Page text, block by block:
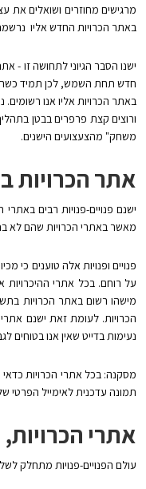
מרגישים מחוזרים ושואלים את
באתר הכרויות החדש אליו
ישנו הסבר הגיוני לתחושה זו
חדש תחת השמש, לכן תמיד
באתר הכרויות אליו אנו
ורוצים קצת פרפרים בבטן
משחק" מהצעצועים הישנים.
אתר הכרויות
ישנם פנויים-פנויות רבים
מאשר באתרי הכרויות שהם לא
פנויים ופנויות אלה טוענים כי
על רוחם. בכל אתרי ההיכרויות
מישהו רשום באתר הכרויות
הכרויות. לעומת זאת ישנם
נעימות בדייט שאין אנו בטוחים
מסקנה: בכל אתרי הכרויות
תמונה עדכנית לאימייל הפרטי
אתרי
עולם הפנויים-פנויות מתחלק